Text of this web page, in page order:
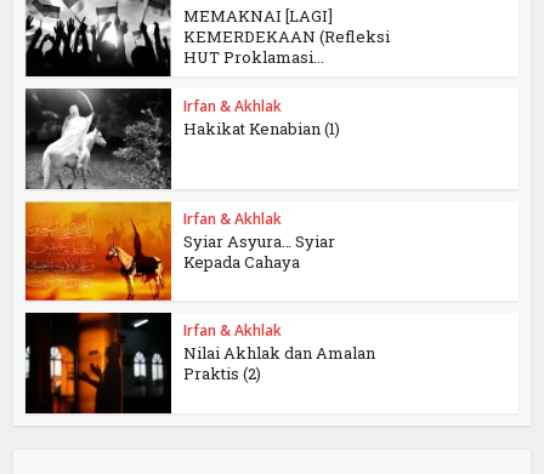
MEMAKNAI [LAGI]
KEMERDEKAAN (Refleksi
HUT Proklamasi...
Irfan & Akhlak
Hakikat Kenabian (1)
Irfan & Akhlak
Syiar Asyura… Syiar
Kepada Cahaya
Irfan & Akhlak
Nilai Akhlak dan Amalan
Praktis (2)